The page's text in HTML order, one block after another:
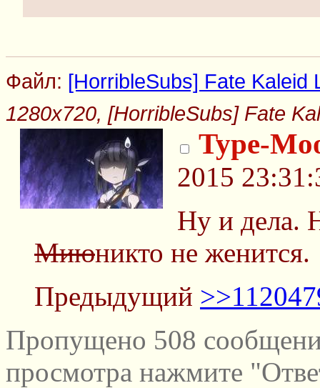
Файл: [HorribleSubs] Fate Kaleid
1280x720, [HorribleSubs] Fate
Type-
2015
Ну и дела.
Миюникто не женится.
Предыдущий
Пропущено 508
просмотра нажмите